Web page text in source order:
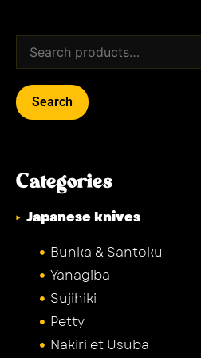
Search
Categories
Japanese knives
Bunka & Santoku
Yanagiba
Sujihiki
Petty
Nakiri et Usuba